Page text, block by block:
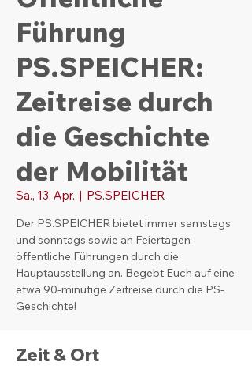
Führung
PS.SPEICHER:
Zeitreise durch
die Geschichte
der Mobilität
Sa., 13. Apr.
  |
PS.SPEICHER
Der PS.SPEICHER bietet immer samstags
und sonntags sowie an Feiertagen
öffentliche Führungen durch die
Hauptausstellung an. Begebt Euch auf eine
etwa 90-minütige Zeitreise durch die PS-
Geschichte!
Zeit & Ort